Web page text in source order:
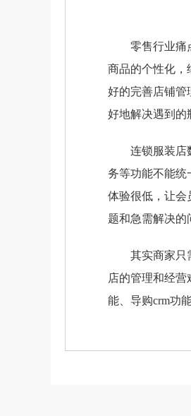
零售行业痛点
商品的个性化，
好的完善店铺管
好地解决遇到的
连锁服装店数
务等功能不能统
体验很低，让会
题和急需解决的
其实商家只需
店的管理和经
能、导购crm功